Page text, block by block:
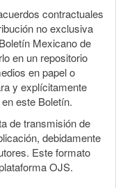
contractuales
no exclusiva
Mexicano de
en un repositorio
en papel o
y explícitamente
este Boletín.
de transmisión de
debidamente
Este formato
OJS.